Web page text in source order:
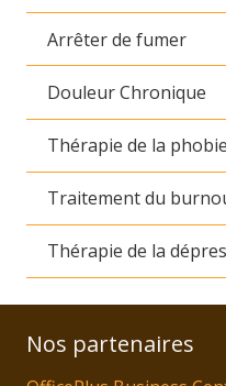
Arrêter de fumer
Douleur Chronique
Thérapie de la phobie
Traitement du
Thérapie de la
Nos partenaires